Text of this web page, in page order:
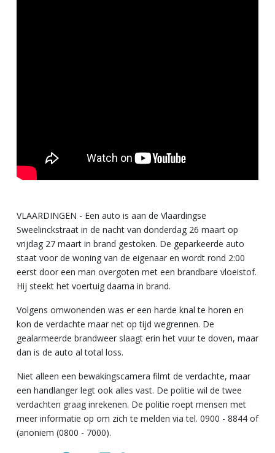
VLAARDINGEN - Een auto is aan de Vlaardingse
Sweelinckstraat in de nacht van donderdag 26 maart op
vrijdag 27 maart in brand gestoken. De geparkeerde auto
staat voor de woning van de eigenaar en wordt rond 2:00
eerst door een man overgoten met een brandbare vloeistof.
Hij steekt het voertuig daarna in brand.
Volgens omwonenden was er een harde knal te horen en
kon de verdachte maar net op tijd wegrennen. De
gealarmeerde brandweer slaagt erin het vuur te doven, maar
dan is de auto al total loss.
Niet alleen een bewakingscamera filmt de verdachte, maar
een handlanger legt ook alles vast. De politie wil de twee
verdachten graag inrekenen. De politie roept mensen met
meer informatie op om zich te melden via tel. 0900 - 8844 of
(anoniem (0800 - 7000).